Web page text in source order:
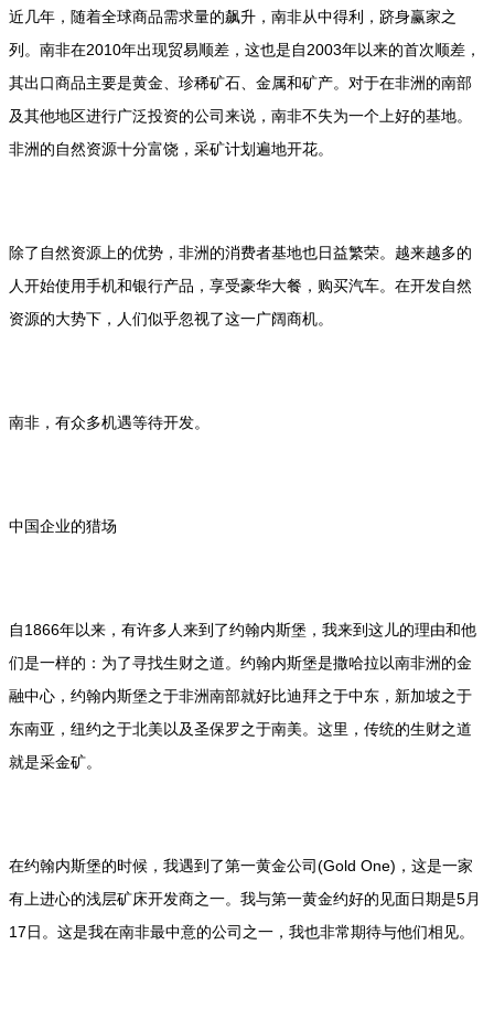
近几年，随着全球商品需求量的飙升，南非从中得利，跻身赢家之
列。南非在2010年出现贸易顺差，这也是自2003年以来的首次顺差，
其出口商品主要是黄金、珍稀矿石、金属和矿产。对于在非洲的南部
及其他地区进行广泛投资的公司来说，南非不失为一个上好的基地。
非洲的自然资源十分富饶，采矿计划遍地开花。
除了自然资源上的优势，非洲的消费者基地也日益繁荣。越来越多的
人开始使用手机和银行产品，享受豪华大餐，购买汽车。在开发自然
资源的大势下，人们似乎忽视了这一广阔商机。
南非，有众多机遇等待开发。
中国企业的猎场
自1866年以来，有许多人来到了约翰内斯堡，我来到这儿的理由和他
们是一样的：为了寻找生财之道。约翰内斯堡是撒哈拉以南非洲的金
融中心，约翰内斯堡之于非洲南部就好比迪拜之于中东，新加坡之于
东南亚，纽约之于北美以及圣保罗之于南美。这里，传统的生财之道
就是采金矿。
在约翰内斯堡的时候，我遇到了第一黄金公司(Gold One)，这是一家
有上进心的浅层矿床开发商之一。我与第一黄金约好的见面日期是5月
17日。这是我在南非最中意的公司之一，我也非常期待与他们相见。